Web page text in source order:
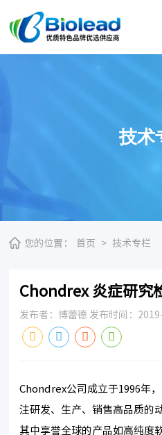
技术
您的位置： 首页 > 技术专栏
Chondrex 炎症研究
发布者：博蕾德 发布时间：
Chondrex公司成立于1996年
注研发、生产、销售高品质的
其中享誉全球的产品如高纯度